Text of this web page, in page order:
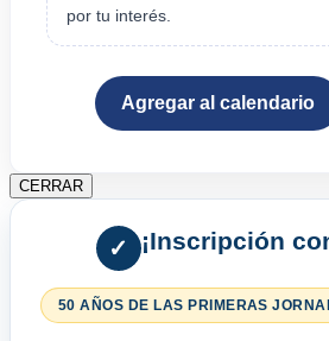
por tu interés.
Agregar al calendario
CERRAR
✓ ¡Inscripción
50 AÑOS DE LAS PRIMERAS